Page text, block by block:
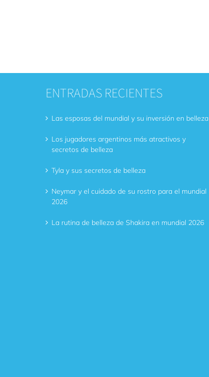
ENTRADAS RECIENTES
Las esposas del mundial y su inversión en belleza
Los jugadores argentinos más atractivos y
secretos de belleza
Tyla y sus secretos de belleza
Neymar y el cuidado de su rostro para el mundial
2026
La rutina de belleza de Shakira en mundial 2026